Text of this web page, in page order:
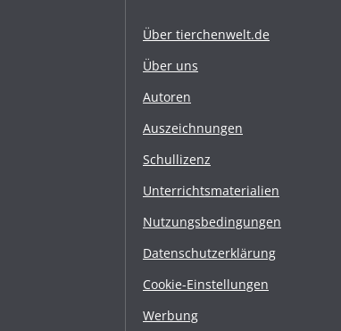
Über tierchenwelt.de
Über uns
Autoren
Auszeichnungen
Schullizenz
Unterrichtsmaterialien
Nutzungsbedingungen
Datenschutzerklärung
Cookie-Einstellungen
Werbung